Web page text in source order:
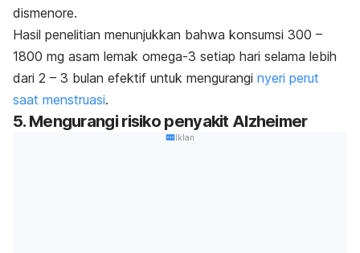
dismenore.
Hasil penelitian menunjukkan bahwa konsumsi 300 –
1800 mg asam lemak omega-3 setiap hari selama lebih
dari 2 – 3 bulan efektif untuk mengurangi nyeri perut
saat menstruasi.
5. Mengurangi risiko penyakit Alzheimer
Iklan